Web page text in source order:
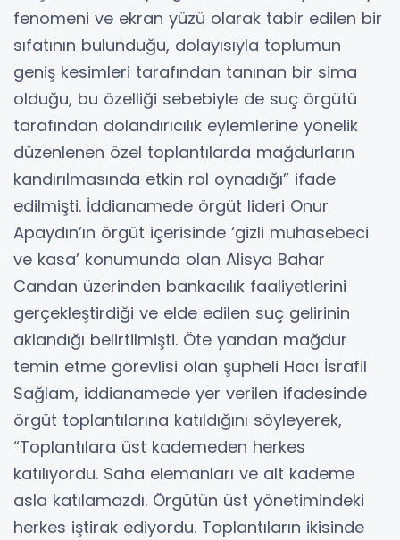
fenomeni ve ekran yüzü olarak tabir edilen bir
sıfatının bulunduğu, dolayısıyla toplumun
geniş kesimleri tarafından tanınan bir sima
olduğu, bu özelliği sebebiyle de suç örgütü
tarafından dolandırıcılık eylemlerine yönelik
düzenlenen özel toplantılarda mağdurların
kandırılmasında etkin rol oynadığı” ifade
edilmişti. İddianamede örgüt lideri Onur
Apaydın’ın örgüt içerisinde ‘gizli muhasebeci
ve kasa’ konumunda olan Alisya Bahar
Candan üzerinden bankacılık faaliyetlerini
gerçekleştirdiği ve elde edilen suç gelirinin
aklandığı belirtilmişti. Öte yandan mağdur
temin etme görevlisi olan şüpheli Hacı İsrafil
Sağlam, iddianamede yer verilen ifadesinde
örgüt toplantılarına katıldığını söyleyerek,
“Toplantılara üst kademeden herkes
katılıyordu. Saha elemanları ve alt kademe
asla katılamazdı. Örgütün üst yönetimindeki
herkes iştirak ediyordu. Toplantıların ikisinde